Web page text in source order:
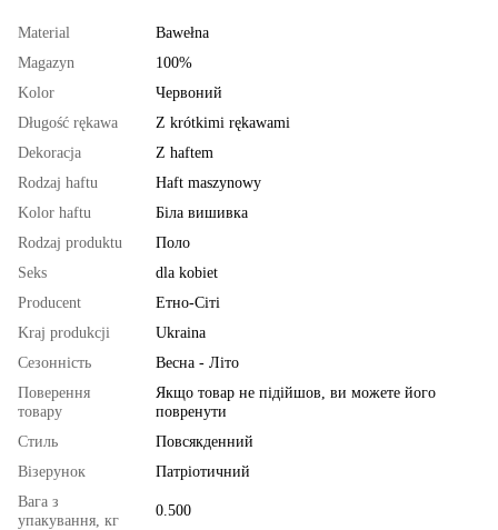
Material
Bawełna
Magazyn
100%
Kolor
Червоний
Długość rękawa
Z krótkimi rękawami
Dekoracja
Z haftem
Rodzaj haftu
Haft maszynowy
Kolor haftu
Біла вишивка
Rodzaj produktu
Поло
Seks
dla kobiet
Producent
Етно-Сіті
Kraj produkcji
Ukraina
Сезонність
Весна - Літо
Поверення
товару
Якщо товар не підійшов, ви можете його
повренути
Стиль
Повсякденний
Візерунок
Патріотичний
Вага з
упакування, кг
0.500